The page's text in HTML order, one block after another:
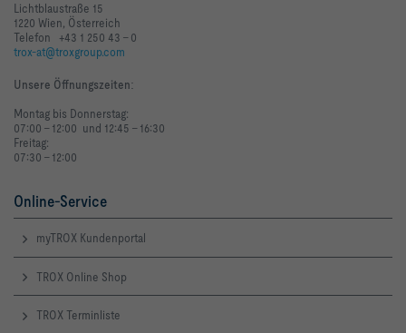
Lichtblaustraße 15
1220 Wien, Österreich
Telefon +43 1 250 43 - 0
trox-at@troxgroup.com
Unsere Öffnungszeiten:
Montag bis Donnerstag:
07:00 - 12:00 und 12:45 - 16:30
Freitag:
07:30 - 12:00
Online-Service
myTROX Kundenportal
TROX Online Shop
TROX Terminliste